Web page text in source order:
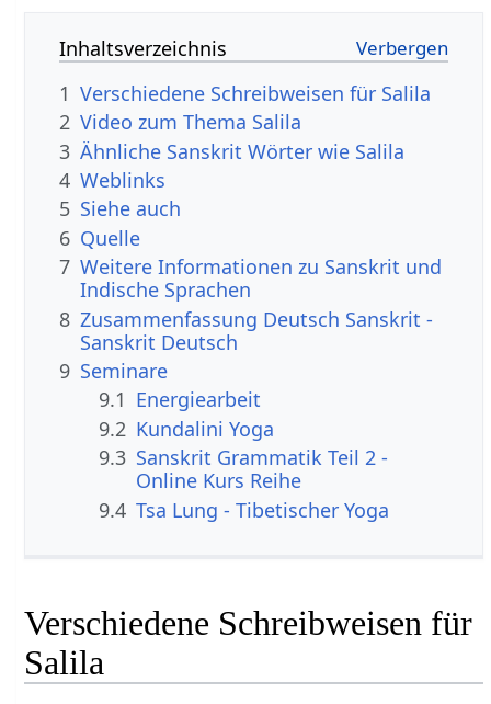
Inhaltsverzeichnis
1 Verschiedene Schreibweisen für Salila
2 Video zum Thema Salila
3 Ähnliche Sanskrit Wörter wie Salila
4 Weblinks
5 Siehe auch
6 Quelle
7 Weitere Informationen zu Sanskrit und
Indische Sprachen
8 Zusammenfassung Deutsch Sanskrit -
Sanskrit Deutsch
9 Seminare
9.1 Energiearbeit
9.2 Kundalini Yoga
9.3 Sanskrit Grammatik Teil 2 -
Online Kurs Reihe
9.4 Tsa Lung - Tibetischer Yoga
Verschiedene Schreibweisen für
Salila